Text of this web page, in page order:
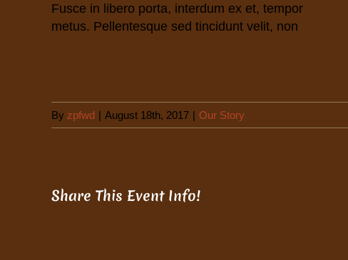
Fusce in libero porta, interdum ex et, tempor
metus. Pellentesque sed tincidunt velit, non
By zpfwd | August 18th, 2017 | Our Story
Share This Event Info!